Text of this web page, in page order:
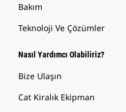
Bakım
Teknoloji Ve Çözümler
Nasıl Yardımcı Olabiliriz?
Bize Ulaşın
Cat Kiralık Ekipman